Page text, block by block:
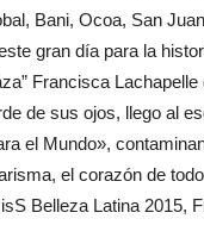
Bani, Ocoa, San
gran día para la
Francisca
de sus ojos, llego al
el Mundo»,
el corazón de
Belleza Latina 2015,